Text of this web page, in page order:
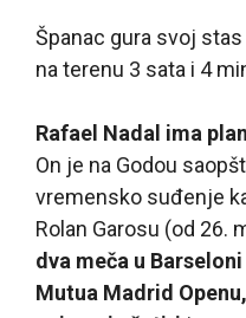
Španac gura svoj
na terenu 3 sata i 4
Rafael Nadal ima
On je na Godou
vremensko suđenje
Rolan Garosu (od 26.
dva meča u
Mutua Madrid